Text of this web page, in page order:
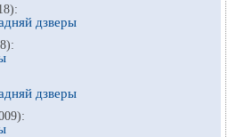
дзверы
дзверы